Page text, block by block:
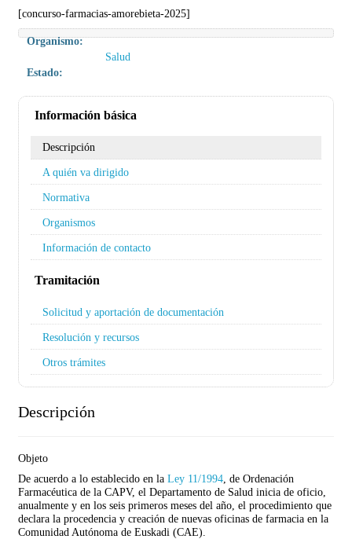
[concurso-farmacias-amorebieta-2025]
Organismo:
Salud
Estado:
Información básica
Descripción
A quién va dirigido
Normativa
Organismos
Información de contacto
Tramitación
Solicitud y aportación de documentación
Resolución y recursos
Otros trámites
Descripción
Objeto
De acuerdo a lo establecido en la Ley 11/1994 , de Ordenación
Farmacéutica de la CAPV, el Departamento de Salud inicia de oficio,
anualmente y en los seis primeros meses del año, el procedimiento que
declara la procedencia y creación de nuevas oficinas de farmacia en la
Comunidad Autónoma de Euskadi (CAE).